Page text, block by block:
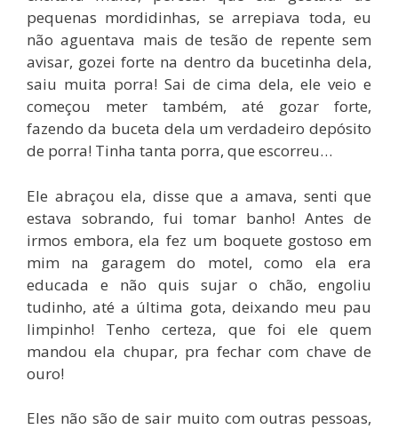
pequenas mordidinhas, se arrepiava toda, eu
não aguentava mais de tesão de repente sem
avisar, gozei forte na dentro da bucetinha dela,
saiu muita porra! Sai de cima dela, ele veio e
começou meter também, até gozar forte,
fazendo da buceta dela um verdadeiro depósito
de porra! Tinha tanta porra, que escorreu…
Ele abraçou ela, disse que a amava, senti que
estava sobrando, fui tomar banho! Antes de
irmos embora, ela fez um boquete gostoso em
mim na garagem do motel, como ela era
educada e não quis sujar o chão, engoliu
tudinho, até a última gota, deixando meu pau
limpinho! Tenho certeza, que foi ele quem
mandou ela chupar, pra fechar com chave de
ouro!
Eles não são de sair muito com outras pessoas,